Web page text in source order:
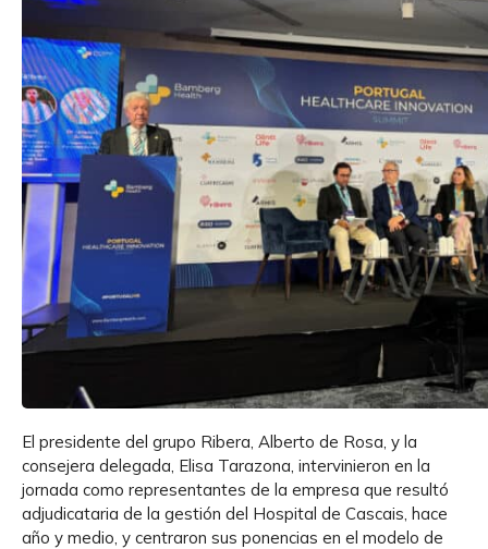
El presidente del grupo Ribera, Alberto de Rosa, y la
consejera delegada, Elisa Tarazona, intervinieron en la
jornada como representantes de la empresa que resultó
adjudicataria de la gestión del Hospital de Cascais, hace
año y medio, y centraron sus ponencias en el modelo de